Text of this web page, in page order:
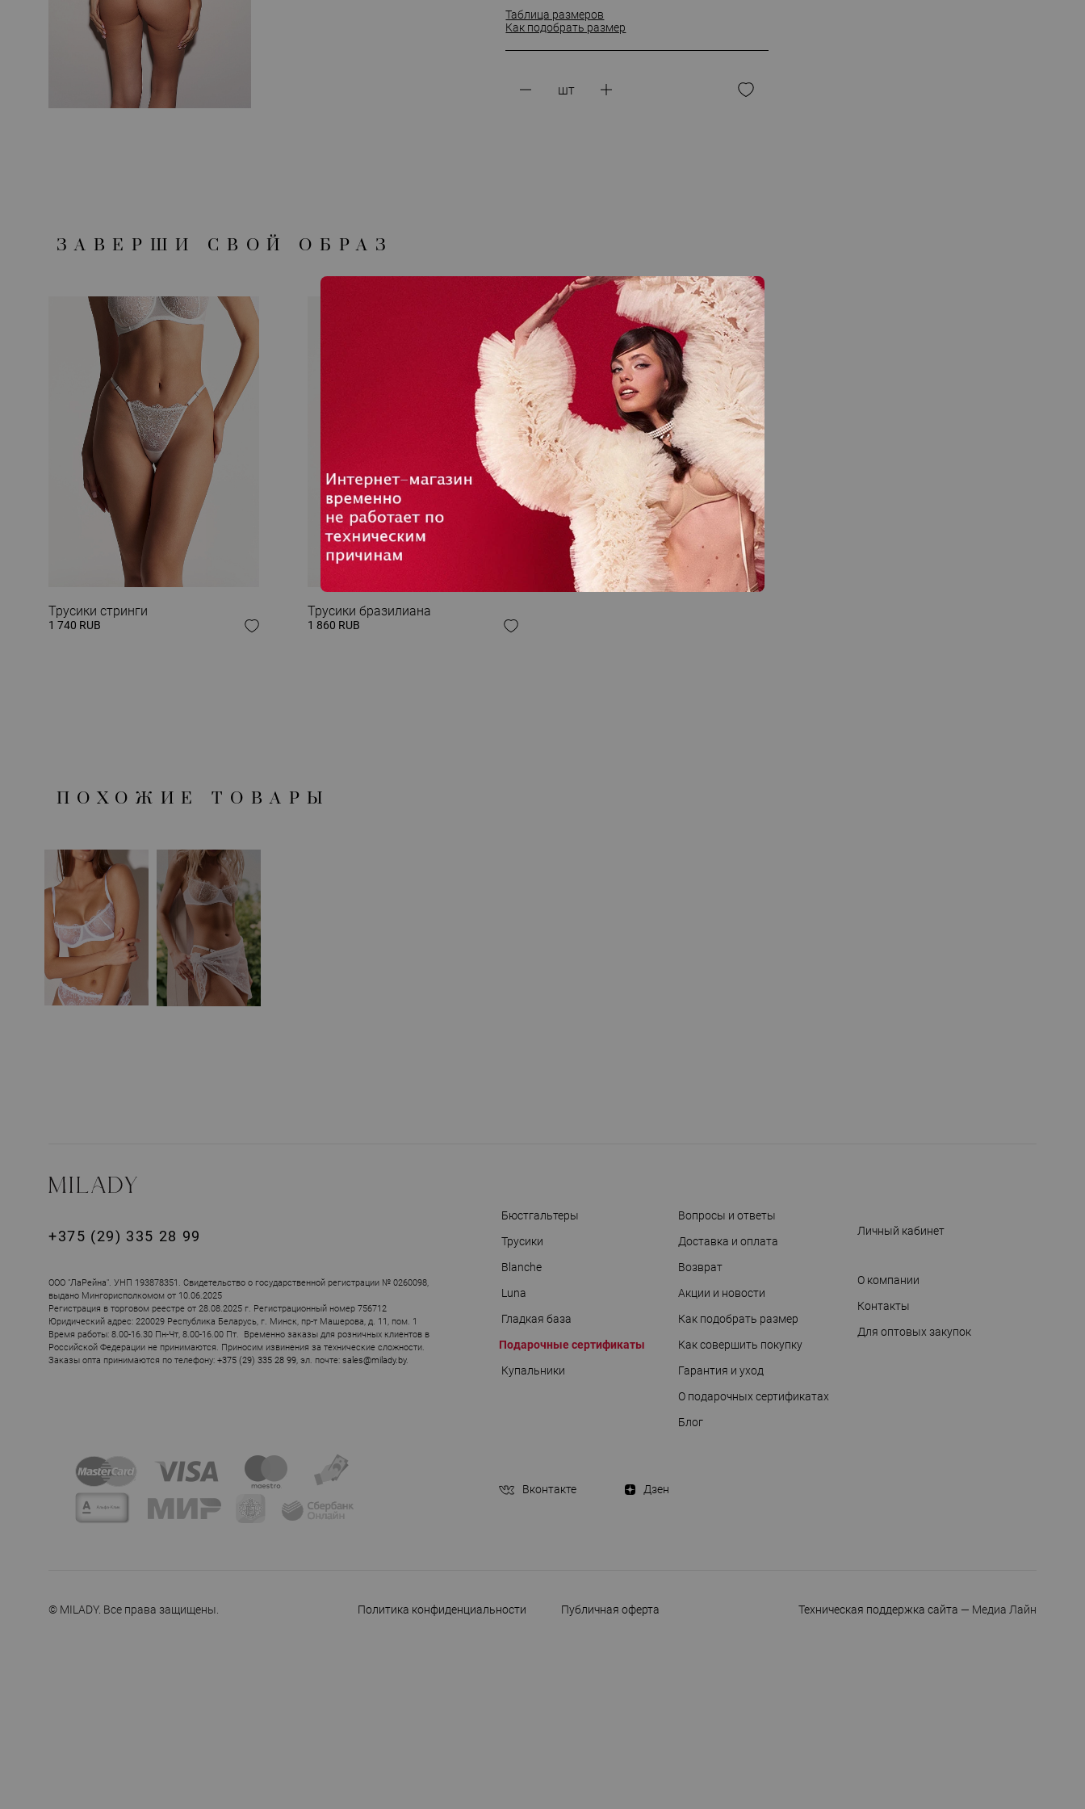
Таблица размеров
Как подобрать размер
шт
ЗАВЕРШИ СВОЙ ОБРАЗ
Трусики стринги
1 740 RUB
Трусики бразилиана
1 860 RUB
+375 (29) 335 28 99
ООО "ЛаРейна". УНП 193878351. Свидетельство о государственной регистрации № 0260098,
выдано Мингорисполкомом от 10.06.2025
Регистрация в торговом реестре от 28.08.2025 г. Регистрационный номер 756712
Юридический адрес: 220029 Республика Беларусь, г. Минск, пр-т Машерова, д. 11, пом. 1
Время работы: 8.00-16.30 Пн-Чт, 8.00-16.00 Пт. Временно заказы для розничных клиентов в
Российской Федерации не принимаются. Приносим извинения за технические сложности.
Заказы опта принимаются по телефону: +375 (29) 335 28 99 , эл. почте: sales@milady.by.
Бюстгальтеры
Трусики
Blanche
Luna
Гладкая база
Подарочные сертификаты
Купальники
Вопросы и ответы
Доставка и оплата
Возврат
Акции и новости
Как подобрать размер
Как совершить покупку
Гарантия и уход
О подарочных сертификатах
Блог
Личный кабинет
О компании
Контакты
Для оптовых закупок
Вконтакте Дзен
© MILADY. Все права защищены. Политика конфиденциальности Публичная оферта Техническая поддержка сайта — Медиа Лайн